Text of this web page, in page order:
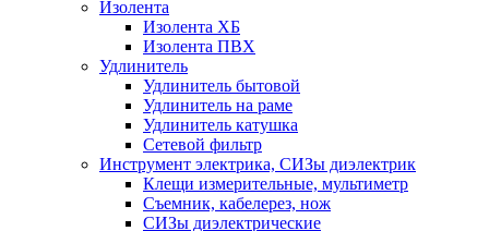
Изолента
Изолента ХБ
Изолента ПВХ
Удлинитель
Удлинитель бытовой
Удлинитель на раме
Удлинитель катушка
Сетевой фильтр
Инструмент электрика, СИЗы диэлектрик
Клещи измерительные, мультиметр
Съемник, кабелерез, нож
СИЗы диэлектрические